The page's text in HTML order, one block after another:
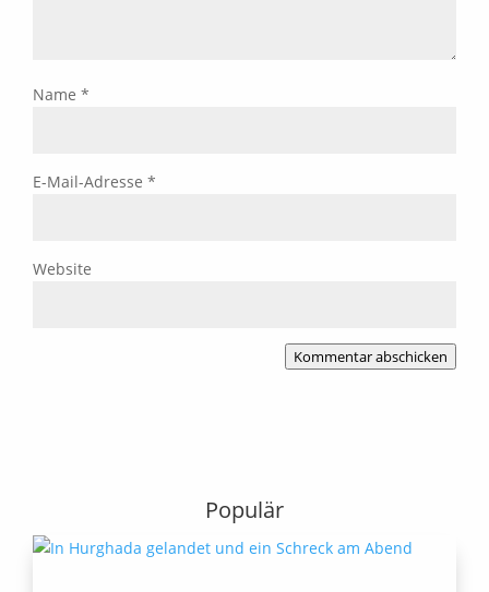
Name *
E-Mail-Adresse *
Website
Kommentar abschicken
Populär